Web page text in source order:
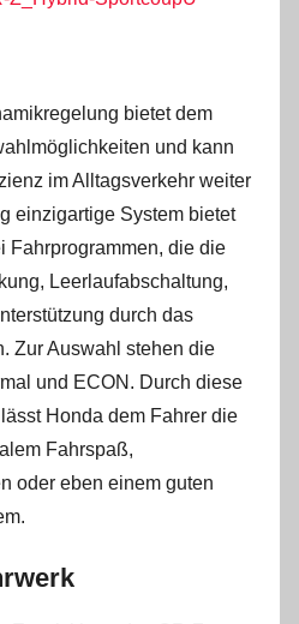
bietet dem
und kann
im Alltagsverkehr weiter
einzigartige System bietet
Fahrprogrammen, die die
Leerlaufabschaltung,
durch das
Zur Auswahl stehen die
und ECON. Durch diese
Honda dem Fahrer die
Fahrspaß,
oder eben einem guten